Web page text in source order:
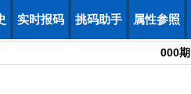
实时报码 挑码助手 属性参照
000期